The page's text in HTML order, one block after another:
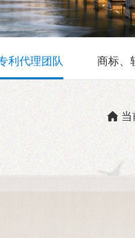
利代理团队 商标、
当